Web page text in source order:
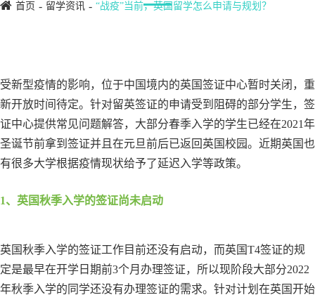
首页 留学资讯 “战疫”当前，英国留学怎么申请与规划？
受新型疫情的影响，位于中国境内的英国签证中心暂时关闭，重
新开放时间待定。针对留英签证的申请受到阻碍的部分学生，签
证中心提供常见问题解答，大部分春季入学的学生已经在2021年
圣诞节前拿到签证并且在元旦前后已返回英国校园。近期英国也
有很多大学根据疫情现状给予了延迟入学等政策。
1、英国秋季入学的签证尚未启动
英国秋季入学的签证工作目前还没有启动，而英国T4签证的规
定是最早在开学日期前3个月办理签证，所以现阶段大部分2022
年秋季入学的同学还没有办理签证的需求。针对计划在英国开始